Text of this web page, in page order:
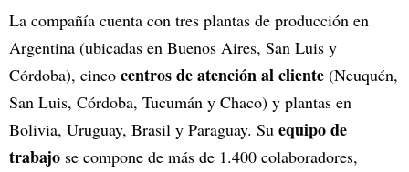
La compañía cuenta con tres plantas de producción en
Argentina (ubicadas en Buenos Aires, San Luis y
Córdoba), cinco centros de atención al cliente (Neuquén,
San Luis, Córdoba, Tucumán y Chaco) y plantas en
Bolivia, Uruguay, Brasil y Paraguay. Su equipo de
trabajo se compone de más de 1.400 colaboradores,